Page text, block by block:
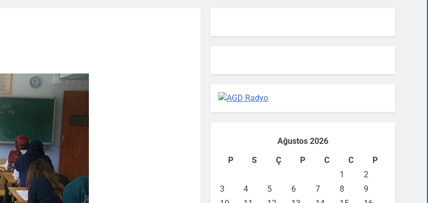
Ağustos 2026
P
S Ç P C C
P
1
2
3
4 5 6 7 8
9